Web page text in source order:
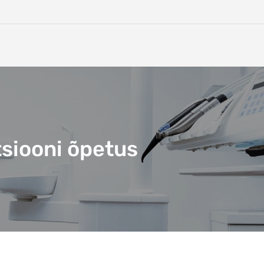
õpetus